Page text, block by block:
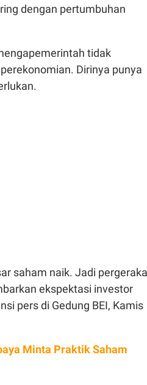
dengan pertumbuhan
tidak
Dirinya punya
saham naik. Jadi
ekspektasi investor
pers di Gedung BEI, Kamis
Minta Praktik Saham